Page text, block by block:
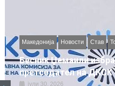
Македонија Новости Став
Бесник Џемаили
претседател на ДКСК
јули 30, 2026